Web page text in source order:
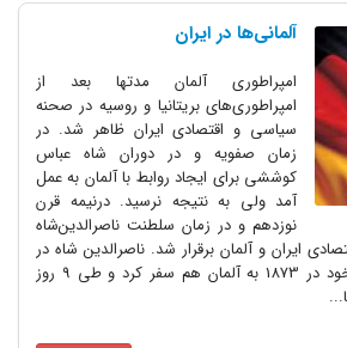
آلمانی‌ها در ایران
امپراطوری آلمان مدتها بعد از
امپراطوری‌های بریتانیا و روسیه در صحنه
سیاسی و اقتصادی ایران ظاهر شد. در
زمان صفویه و در دوران شاه‌ عباس
کوششی برای ایجاد روابط با آلمان به عمل
آمد ولی به نتیجه نرسید. درنیمه قرن
نوزدهم و در زمان سلطنت ناصرالدین‌شاه
ایران و آلمان برقرار شد. ناصرالدین شاه در
اولین مسافرت اروپائی خود در 1873 به آلمان هم سفر کرد و طی 9 روز